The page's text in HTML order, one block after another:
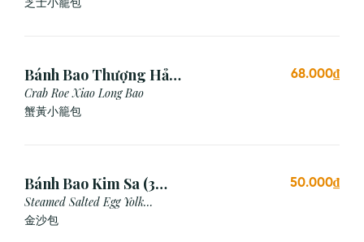
Bánh Bao Thượng Hải
Gạch Cua (3 Viên)
Crab Roe Xiao Long Bao
蟹黃小籠包
68.000₫
Bánh Bao Kim Sa (3
Cái)
Steamed Salted Egg Yolk
Custard Bun
金沙包
50.000₫